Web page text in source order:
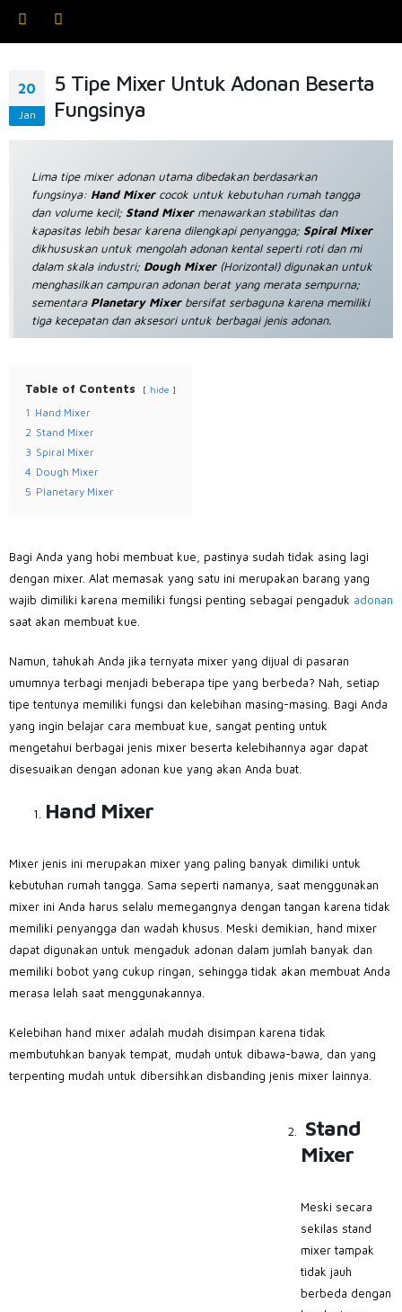
20
Jan
5 Tipe Mixer Untuk Adonan Beserta
Fungsinya
Lima tipe mixeradonan utama dibedakan berdasarkan
fungsinya: Hand Mixercocok untuk kebutuhan rumah tangga
dan volume kecil; Stand Mixermenawarkan stabilitas dan
kapasitas lebih besar karena dilengkapi penyangga; Spiral Mixer
dikhususkan untuk mengolah adonan kental seperti roti dan mi
dalam skala industri; Dough Mixer(Horizontal) digunakan untuk
menghasilkan campuran adonan berat yang merata sempurna;
sementara Planetary Mixerbersifat serbaguna karena memiliki
tiga kecepatan dan aksesori untuk berbagai jenis adonan.
Table of Contents hide
1
Hand Mixer
2 Stand Mixer
3 Spiral Mixer
4 Dough Mixer
5 Planetary Mixer
Bagi Anda yang hobi membuat kue, pastinya sudah tidak asing lagi
dengan mixer. Alat memasak yang satu ini merupakan barang yang
wajib dimiliki karena memiliki fungsi penting sebagai pengaduk adonan
saat akan membuat kue.
Namun, tahukah Anda jika ternyata mixer yang dijual di pasaran
umumnya terbagi menjadi beberapa tipe yang berbeda? Nah, setiap
tipe tentunya memiliki fungsi dan kelebihan masing-masing. Bagi Anda
yang ingin belajar cara membuat kue, sangat penting untuk
mengetahui berbagai jenis mixer beserta kelebihannya agar dapat
disesuaikan dengan adonan kue yang akan Anda buat.
Hand Mixer
Mixer jenis ini merupakan mixer yang paling banyak dimiliki untuk
kebutuhan rumah tangga. Sama seperti namanya, saat menggunakan
mixer ini Anda harus selalu memegangnya dengan tangan karena tidak
memiliki penyangga dan wadah khusus. Meski demikian, hand mixer
dapat digunakan untuk mengaduk adonan dalam jumlah banyak dan
memiliki bobot yang cukup ringan, sehingga tidak akan membuat Anda
merasa lelah saat menggunakannya.
Kelebihan hand mixer adalah mudah disimpan karena tidak
membutuhkan banyak tempat, mudah untuk dibawa-bawa, dan yang
terpenting mudah untuk dibersihkan disbanding jenis mixer lainnya.
Stand
Mixer
Meski secara
sekilas stand
mixer tampak
tidak jauh
berbeda dengan